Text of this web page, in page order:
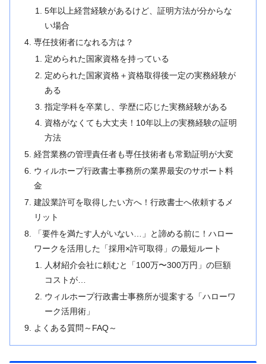
5年以上経営経験があるけど、証明方法が分からな
い場合
専任技術者になれる方は？
定められた国家資格を持っている
定められた国家資格＋資格取得後一定の実務経験が
ある
指定学科を卒業し、学歴に応じた実務経験がある
資格がなくても大丈夫！10年以上の実務経験の証明
方法
経営業務の管理責任者も専任技術者も常勤証明が大変
ウィルホープ行政書士事務所の業界最安のサポート料
金
建設業許可を取得したい方へ！行政書士へ依頼するメ
リット
「要件を満たす人がいない…」と諦める前に！ハロー
ワークを活用した「採用×許可取得」の最短ルート
人材紹介会社に頼むと「100万〜300万円」の巨額
コストが…
ウィルホープ行政書士事務所が提案する「ハローワ
ーク活用術」
よくある質問～FAQ～